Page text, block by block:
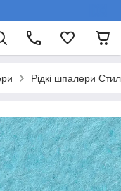
Рідкі шпалери